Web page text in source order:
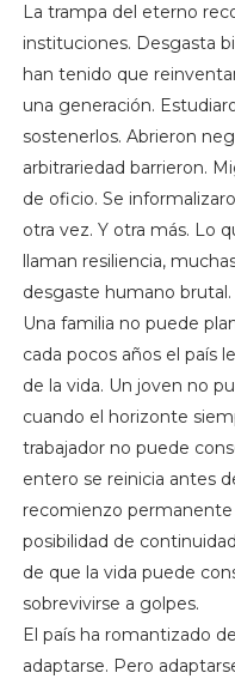
La trampa del eterno
instituciones. Desgasta
han tenido que
una generación.
sostenerlos. Abrieron
arbitrariedad barrieron.
de oficio. Se
otra vez. Y otra más. Lo
llaman resiliencia,
desgaste humano brutal.
Una familia no puede
cada pocos años el país
de la vida. Un joven no
cuando el horizonte
trabajador no puede
entero se reinicia antes
recomienzo
posibilidad de
de que la vida puede
sobrevivirse a golpes.
El país ha romantizado
adaptarse. Pero